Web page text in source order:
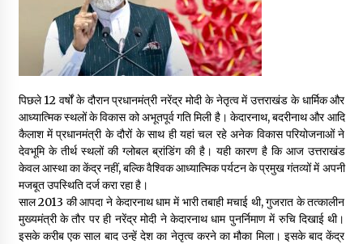
May 16, 2022
Thought Of The Day 14 May
Thought Of The Day 13 May
May 13, 2022
Thought Of The Day 12 May
May 12, 2022
पिछले 12 वर्षों के दौरान प्रधानमंत्री नरेंद्र मोदी के नेतृत्व में उत्तराखंड के धार्मिक और
आध्यात्मिक स्थलों के विकास को अभूतपूर्व गति मिली है। केदारनाथ, बदरीनाथ और आदि
कैलाश में प्रधानमंत्री के दौरों के साथ ही यहां चल रहे अनेक विकास परियोजनाओं ने
देवभूमि के तीर्थ स्थलों की ग्लोबल ब्रांडिंग की है। यही कारण है कि आज उत्तराखंड
केवल आस्था का केंद्र नहीं, बल्कि वैश्विक आध्यात्मिक पर्यटन के प्रमुख गंतव्यों में अपनी
मजबूत उपस्थिति दर्ज करा रहा है।
साल 2013 की आपदा ने केदारनाथ धाम में भारी तबाही मचाई थी, गुजरात के तत्कालीन
मुख्यमंत्री के तौर पर ही नरेंद्र मोदी ने केदारनाथ धाम पुनर्निमाण में रुचि दिखाई थी।
इसके करीब एक साल बाद उन्हें देश का नेतृत्व करने का मौका मिला। इसके बाद केंद्र